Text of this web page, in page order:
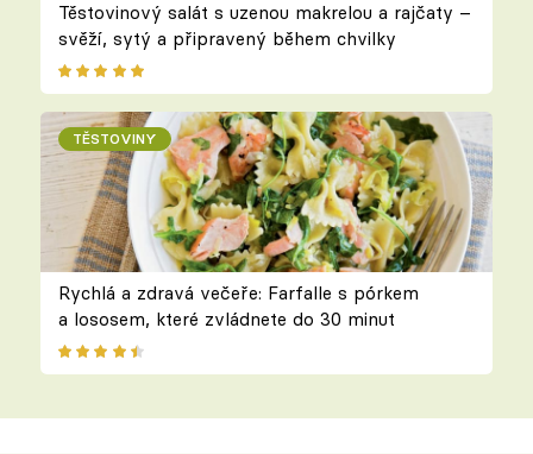
Těstovinový salát s uzenou makrelou a rajčaty –
svěží, sytý a připravený během chvilky
TĚSTOVINY
Rychlá a zdravá večeře: Farfalle s pórkem
a lososem, které zvládnete do 30 minut